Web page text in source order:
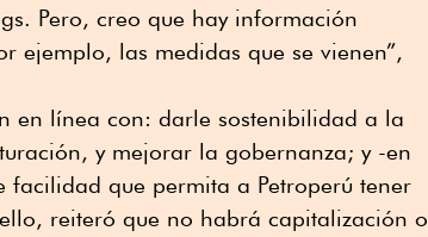
Pero, creo que hay información
ejemplo, las medidas que se vienen”,
en línea con: darle sostenibilidad a la
y mejorar la gobernanza; y -en
que permita a Petroperú tener
reiteró que no habrá capitalización o